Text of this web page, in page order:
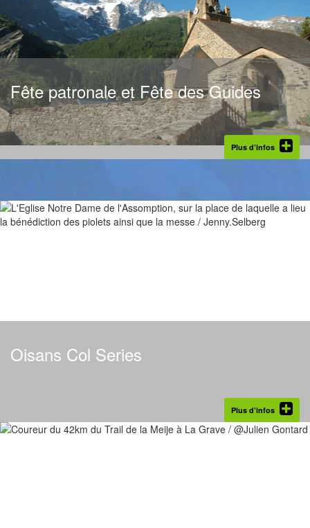
Fête patronale et Fête des Guides
Plus d’infos
Oisans Col Series
Plus d’infos